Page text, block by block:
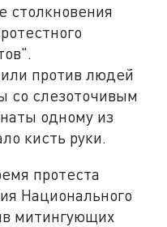
столкновения
против людей
со слезоточивым
одному из
кисть руки.
протеста
Национального
митингующих